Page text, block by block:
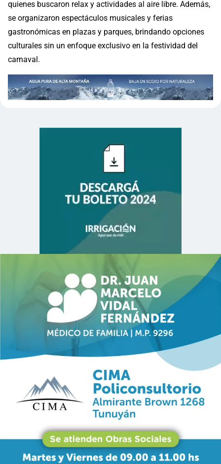
quienes buscaron relax y actividades al aire libre. Además,
se organizaron espectáculos musicales y ferias
gastronómicas en plazas y parques, brindando opciones
culturales sin un enfoque exclusivo en la festividad del
carnaval.